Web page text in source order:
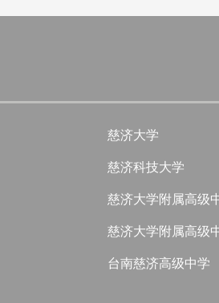
慈济大学
慈济科技大学
慈济大学附属高级
慈济大学附属高级
台南慈济高级中学